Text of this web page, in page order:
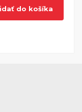
do košíka